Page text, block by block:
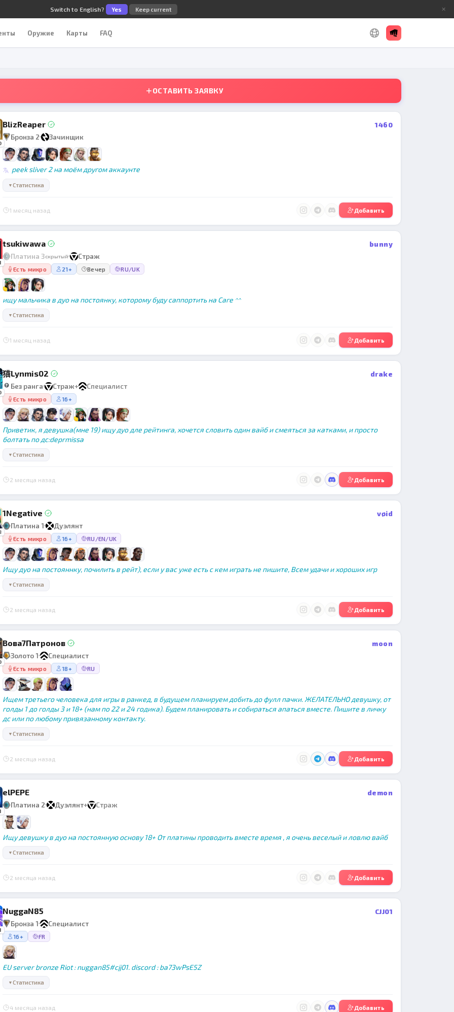
Switch to English? Yes Keep current ✕
Оружие Карты FAQ
ОСТАВИТЬ ЗАЯВКУ
BlizReaper
1460
Бронза 2
Зачинщик
peek sliver 2 на моём другом аккаунте
▼Статистика
1 месяц назад Добавить
tsukiwawa
bunny
Платина 3скрытый Страж
Есть микро 21+ Вечер RU/UK
ищу мальчика в дуо на постоянку, которому буду саппортить на Саге ^^
▼Статистика
1 месяц назад Добавить
猫Lynmis02
drake
Без ранга
Страж+ Специалист
Есть микро 16+
Приветик, я девушка(мне 19) ищу дуо дле рейтинга, хочется словить один вайб и смеяться за катками, и просто
болтать по дс:deprmissa
▼Статистика
2 месяца назад Добавить
1Negative
vøid
Платина 1
Дуэлянт
Есть микро 16+ RU/EN/UK
Ищу дуо на постояннку, почилить в рейт), если у вас уже есть с кем играть не пишите, Всем удачи и хороших игр
▼Статистика
2 месяца назад Добавить
Вова7Патронов
moon
Золото 1
Специалист
Есть микро 18+ RU
Ищем третьего человека для игры в ранкед, в будущем планируем добить до фулл пачки. ЖЕЛАТЕЛЬНО девушку, от
голды 1 до голды 3 и 18+ (нам по 22 и 24 годика). Будем планировать и собираться апаться вместе. Пишите в личку
дс или по любому привязанному контакту.
▼Статистика
2 месяца назад Добавить
elPEPE
demon
Платина 2
Дуэлянт+ Страж
Ищу девушку в дуо на постоянную основу 18+ От платины проводить вместе время , я очень веселый и ловлю вайб
▼Статистика
2 месяца назад Добавить
NuggaN85
CJJ01
Бронза 1
Специалист
16+ FR
EU server bronze Riot : nuggan85#cjj01. discord : ba73wPsE5Z
▼Статистика
4 месяца назад Добавить